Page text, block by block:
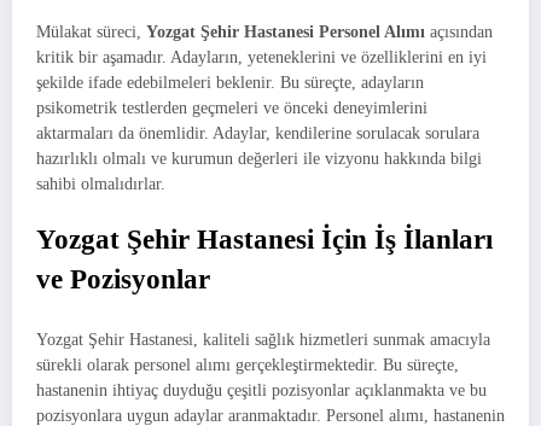
Mülakat süreci, Yozgat Şehir Hastanesi Personel Alımı açısından
kritik bir aşamadır. Adayların, yeteneklerini ve özelliklerini en iyi
şekilde ifade edebilmeleri beklenir. Bu süreçte, adayların
psikometrik testlerden geçmeleri ve önceki deneyimlerini
aktarmaları da önemlidir. Adaylar, kendilerine sorulacak sorulara
hazırlıklı olmalı ve kurumun değerleri ile vizyonu hakkında bilgi
sahibi olmalıdırlar.
Yozgat Şehir Hastanesi İçin İş İlanları
ve Pozisyonlar
Yozgat Şehir Hastanesi, kaliteli sağlık hizmetleri sunmak amacıyla
sürekli olarak personel alımı gerçekleştirmektedir. Bu süreçte,
hastanenin ihtiyaç duyduğu çeşitli pozisyonlar açıklanmakta ve bu
pozisyonlara uygun adaylar aranmaktadır. Personel alımı, hastanenin